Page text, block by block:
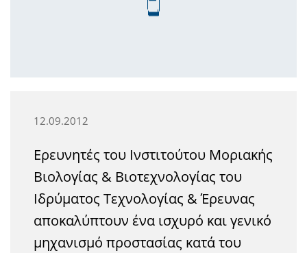
12.09.2012
Ερευνητές του Ινστιτούτου Μοριακής
Βιολογίας & Βιοτεχνολογίας του
Ιδρύματος Τεχνολογίας & Έρευνας
αποκαλύπτουν ένα ισχυρό και γενικό
μηχανισμό προστασίας κατά του